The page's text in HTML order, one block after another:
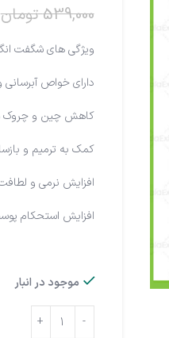
539,000 تومان
ویژگی های شگفت
دارای خواص
کاهش چین و
کمک به ترمیم و
افزایش نرمی و
افزایش استحکام
موجود در انبار